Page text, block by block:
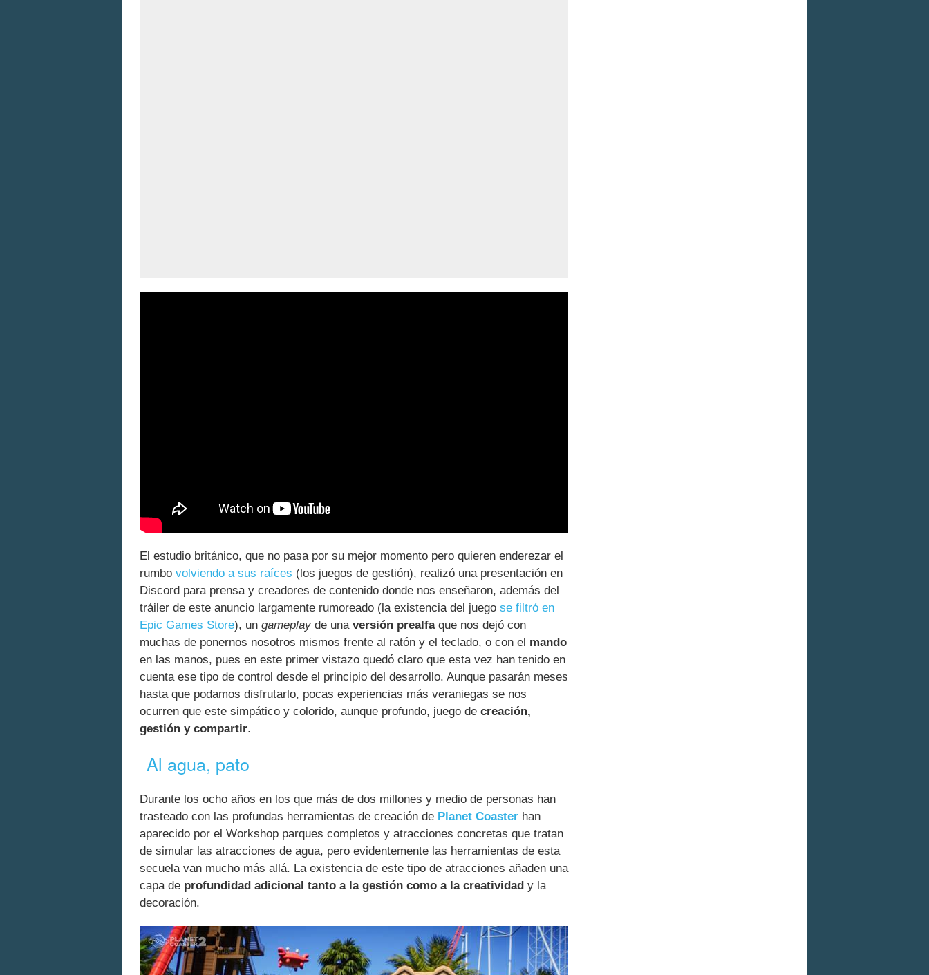
El estudio británico, que no pasa por su mejor momento pero quieren enderezar el
rumbo volviendo a sus raíces (los juegos de gestión), realizó una presentación en
Discord para prensa y creadores de contenido donde nos enseñaron, además del
tráiler de este anuncio largamente rumoreado (la existencia del juego se filtró en
Epic Games Store), un gameplay de una versión prealfaque nos dejó con
muchas de ponernos nosotros mismos frente al ratón y el teclado, o con el mando
en las manos, pues en este primer vistazo quedó claro que esta vez han tenido en
cuenta ese tipo de control desde el principio del desarrollo. Aunque pasarán meses
hasta que podamos disfrutarlo, pocas experiencias más veraniegas se nos
ocurren que este simpático y colorido, aunque profundo, juego de creación,
gestión y compartir.
Al agua, pato
Durante los ocho años en los que más de dos millones y medio de personas han
trasteado con las profundas herramientas de creación de Planet Coaster han
aparecido por el Workshop parques completos y atracciones concretas que tratan
de simular las atracciones de agua, pero evidentemente las herramientas de esta
secuela van mucho más allá. La existencia de este tipo de atracciones añaden una
capa de profundidad adicional tanto a la gestión como a la creatividad y la
decoración.